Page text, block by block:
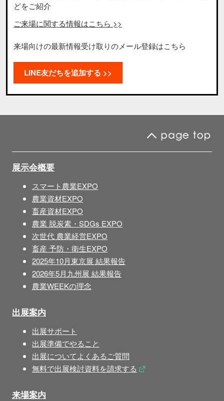
どをご紹介
ご来場に関する情報はこちら >>
来場向けの最新情報受け取りのメール登録はこちら
LINE友だちを追加する >>
展示会概要
スマート農業EXPO
農業資材EXPO
畜産資材EXPO
農業 脱炭素・SDGs EXPO
次世代 農業経営EXPO
畜産 予防・衛生EXPO
2025年10月東京展 結果報告
2026年5月九州展 結果報告
農業WEEKの理念
出展案内
出展サポート
出展準備でやること
出展についてよくあるご質問
無料で出展検討資料を請求する
来場案内